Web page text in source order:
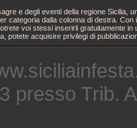
e degli eventi della regione
categoria dalla colonna di destra.
voi stessi inserirli gratuitamente
potete acquisire privilegi di
presso Trib.